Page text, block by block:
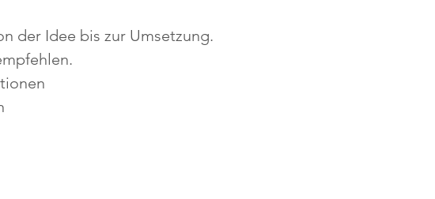
der Idee bis zur Umsetzung.